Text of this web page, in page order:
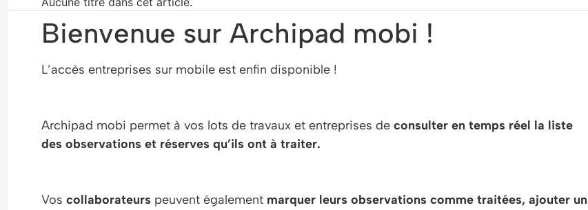
Bienvenue sur Archipad mobi !
L’accès entreprises sur mobile est enfin disponible !
Archipad mobi permet à vos lots de travaux et entreprises de consulter en temps réel la liste
des observations et réserves qu’ils ont à traiter.
Vos collaborateurs peuvent également marquer leurs observations comme traitées, ajouter un